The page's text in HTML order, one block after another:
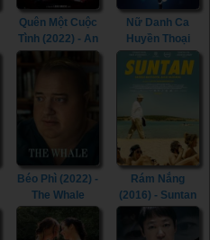
Quên Một Cuộc
Tình (2022) - An
Affair to Forget
Nữ Danh Ca
Huyền Thoại
(2022) - Whitney
Houston: I
with Somebody
(2022)
Béo Phì (2022) -
The Whale
Rám Nắng
(2016) - Suntan
(2016)